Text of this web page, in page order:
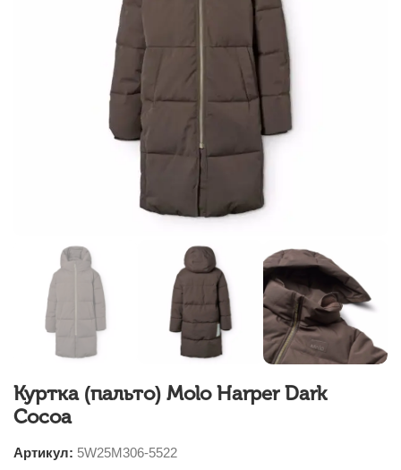
Куртка (пальто) Molo Harper Dark
Cocoa
Артикул: 5W25M306-5522